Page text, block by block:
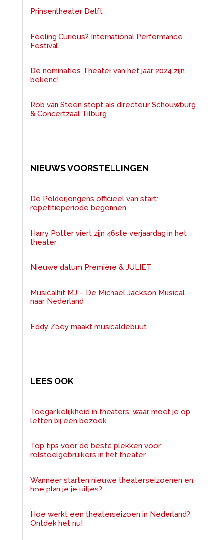
Prinsentheater Delft
Feeling Curious? International Performance
Festival
De nominaties Theater van het jaar 2024 zijn
bekend!
Rob van Steen stopt als directeur Schouwburg
& Concertzaal Tilburg
NIEUWS VOORSTELLINGEN
De Polderjongens officieel van start:
repetitieperiode begonnen
Harry Potter viert zijn 46ste verjaardag in het
theater
Nieuwe datum Première & JULIET
Musicalhit MJ – De Michael Jackson Musical
naar Nederland
Eddy Zoëy maakt musicaldebuut
LEES OOK
Toegankelijkheid in theaters: waar moet je op
letten bij een bezoek
Top tips voor de beste plekken voor
rolstoelgebruikers in het theater
Wanneer starten nieuwe theaterseizoenen en
hoe plan je je uitjes?
Hoe werkt een theaterseizoen in Nederland?
Ontdek het nu!